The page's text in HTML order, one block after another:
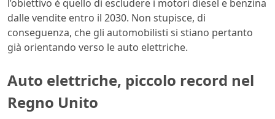
l’obiettivo è quello di escludere i motori diesel e benzina
dalle vendite entro il 2030. Non stupisce, di
conseguenza, che gli automobilisti si stiano pertanto
già orientando verso le auto elettriche.
Auto elettriche, piccolo record nel
Regno Unito